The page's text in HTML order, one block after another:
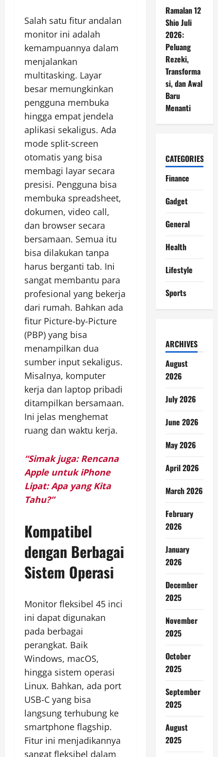
Salah satu fitur andalan
monitor ini adalah
kemampuannya dalam
menjalankan
multitasking. Layar
besar memungkinkan
pengguna membuka
hingga empat jendela
aplikasi sekaligus. Ada
mode split-screen
otomatis yang bisa
membagi layar secara
presisi. Pengguna bisa
membuka spreadsheet,
dokumen, video call,
dan browser secara
bersamaan. Semua itu
bisa dilakukan tanpa
harus berganti tab. Ini
sangat membantu para
profesional yang bekerja
dari rumah. Bahkan ada
fitur Picture-by-Picture
(PBP) yang bisa
menampilkan dua
sumber input sekaligus.
Misalnya, komputer
kerja dan laptop pribadi
ditampilkan bersamaan.
Ini jelas menghemat
ruang dan waktu kerja.
“Simak juga: Rencana
Apple untuk iPhone
Lipat: Apa yang Kita
Tahu?”
Kompatibel
dengan Berbagai
Sistem Operasi
Monitor fleksibel 45 inci
ini dapat digunakan
pada berbagai
perangkat. Baik
Windows, macOS,
hingga sistem operasi
Linux. Bahkan, ada port
USB-C yang bisa
langsung terhubung ke
smartphone flagship.
Fitur ini menjadikannya
sangat fleksibel dalam
Ramalan 12
Shio Juli
2026:
Peluang
Rezeki,
Transforma
si, dan Awal
Baru
Menanti
CATEGORIES
Finance
Gadget
General
Health
Lifestyle
Sports
ARCHIVES
August
2026
July 2026
June 2026
May 2026
April 2026
March 2026
February
2026
January
2026
December
2025
November
2025
October
2025
September
2025
August
2025